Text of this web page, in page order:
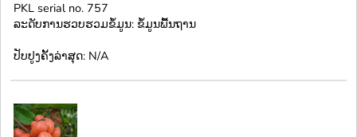
PKL serial no. 757
ລະດັບການຮວບຮວມຂໍ້ມູນ: ຂໍ້ມູນພື້ນຖານ
ປັບປູງຄັ້ງລ່າສຸດ: N/A